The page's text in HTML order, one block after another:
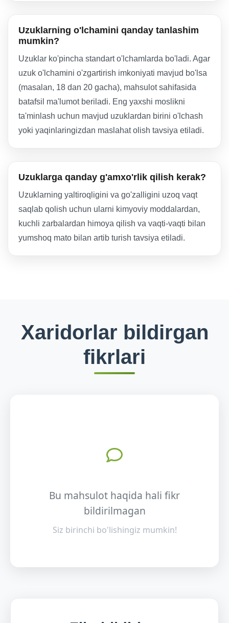
Uzuklarning o'lchamini qanday tanlashim
mumkin?
Uzuklar ko'pincha standart o'lchamlarda bo'ladi. Agar
uzuk o'lchamini o'zgartirish imkoniyati mavjud bo'lsa
(masalan, 18 dan 20 gacha), mahsulot sahifasida
batafsil ma'lumot beriladi. Eng yaxshi moslikni
ta'minlash uchun mavjud uzuklardan birini o'lchash
yoki yaqinlaringizdan maslahat olish tavsiya etiladi.
Uzuklarga qanday g'amxo'rlik qilish kerak?
Uzuklarning yaltiroqligini va go'zalligini uzoq vaqt
saqlab qolish uchun ularni kimyoviy moddalardan,
kuchli zarbalardan himoya qilish va vaqti-vaqti bilan
yumshoq mato bilan artib turish tavsiya etiladi.
Xaridorlar bildirgan
fikrlari
Bu mahsulot haqida hali fikr
bildirilmagan
Siz birinchi bo'lishingiz mumkin!